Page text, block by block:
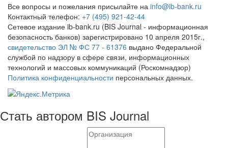
Все вопросы и пожелания присылайте на info@ib-bank.ru
Контактный телефон: +7 (495) 921-42-44
Сетевое издание ib-bank.ru (BIS Journal - информационная
безопасность банков) зарегистрировано 10 апреля 2015г.,
свидетельство ЭЛ № ФС 77 - 61376 выдано Федеральной
службой по надзору в сфере связи, информационных
технологий и массовых коммуникаций (Роскомнадзор)
Политика конфиденциальности персональных данных.
Стать автором BIS Journal